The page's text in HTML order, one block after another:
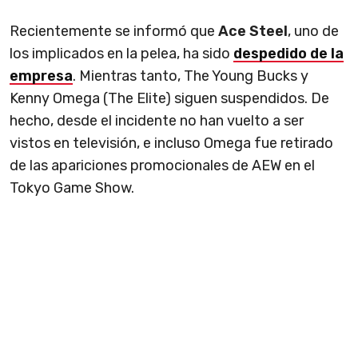
Recientemente se informó que Ace Steel, uno de
los implicados en la pelea, ha sido despedido de la
empresa. Mientras tanto, The Young Bucks y
Kenny Omega (The Elite) siguen suspendidos. De
hecho, desde el incidente no han vuelto a ser
vistos en televisión, e incluso Omega fue retirado
de las apariciones promocionales de AEW en el
Tokyo Game Show.